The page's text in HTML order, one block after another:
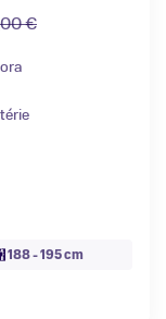
€
188 - 195 cm